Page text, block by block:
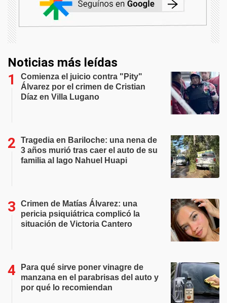
Noticias más leídas
Comienza el juicio contra "Pity"
Álvarez por el crimen de Cristian
Díaz en Villa Lugano
Tragedia en Bariloche: una nena de
3 años murió tras caer el auto de su
familia al lago Nahuel Huapi
Crimen de Matías Álvarez: una
pericia psiquiátrica complicó la
situación de Victoria Cantero
Para qué sirve poner vinagre de
manzana en el parabrisas del auto y
por qué lo recomiendan